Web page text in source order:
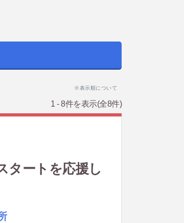
※表示順について
1 - 8件を表示(全8件)
タートを応援し